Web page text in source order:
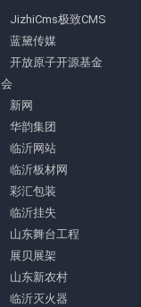
JizhiCms极致CMS
蓝黛传媒
开放原子开源基金
会
新网
华韵集团
临沂网站
临沂板材网
彩汇包装
临沂挂失
山东舞台工程
展贝展架
山东新农村
临沂灭火器